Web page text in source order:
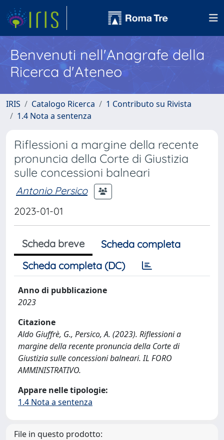
Benvenuti nell'Anagrafe della
Ricerca d'Ateneo
IRIS Catalogo Ricerca
1 Contributo su Rivista
1.4 Nota a sentenza
Riflessioni a margine della recente
pronuncia della Corte di Giustizia
sulle concessioni balneari
Antonio Persico
2023-01-01
Scheda breve
Scheda completa
Scheda completa (DC)
Anno di pubblicazione
2023
Citazione
Aldo Giuffrè, G., Persico, A. (2023). Riflessioni a
margine della recente pronuncia della Corte di
Giustizia sulle concessioni balneari. IL FORO
AMMINISTRATIVO.
Appare nelle tipologie:
1.4 Nota a sentenza
File in questo prodotto: